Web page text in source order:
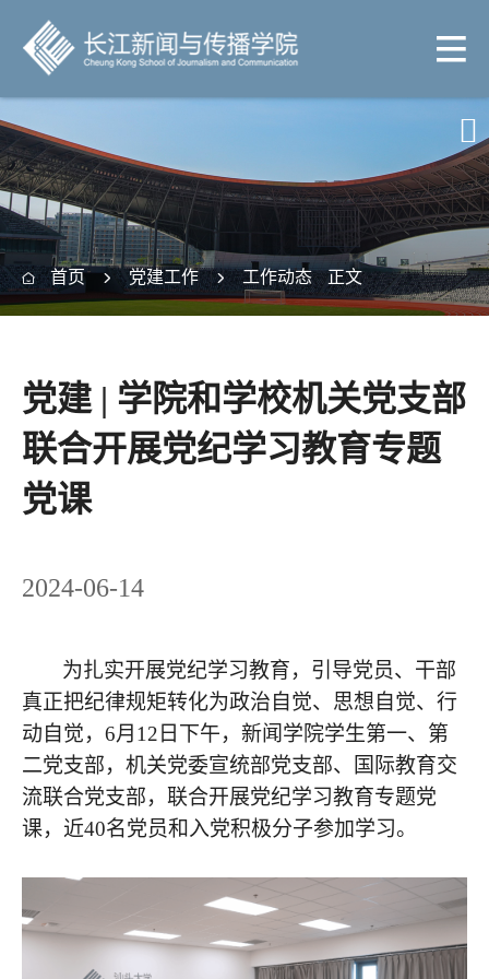

 首页  党建工作  工作动态 正文
党建 | 学院和学校机关党支部
联合开展党纪学习教育专题
党课
2024-06-14
为扎实开展党纪学习教育，引导党员、干部
真正把纪律规矩转化为政治自觉、思想自觉、行
动自觉，6月 12 日下午，新闻学院学生第一、第
二党支部，机关党委宣统部党支部、国际教育交
流联合党支部，联合开展党纪学习教育专题党
课，近40名党员和入党积极分子参加学习。